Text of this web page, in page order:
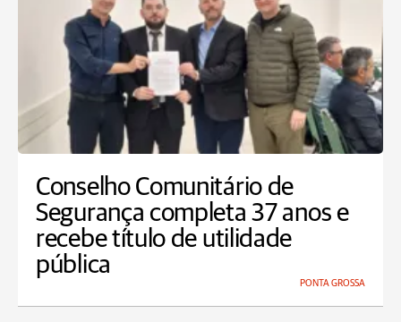
Conselho Comunitário de
Segurança completa 37 anos e
recebe título de utilidade
pública
PONTA GROSSA